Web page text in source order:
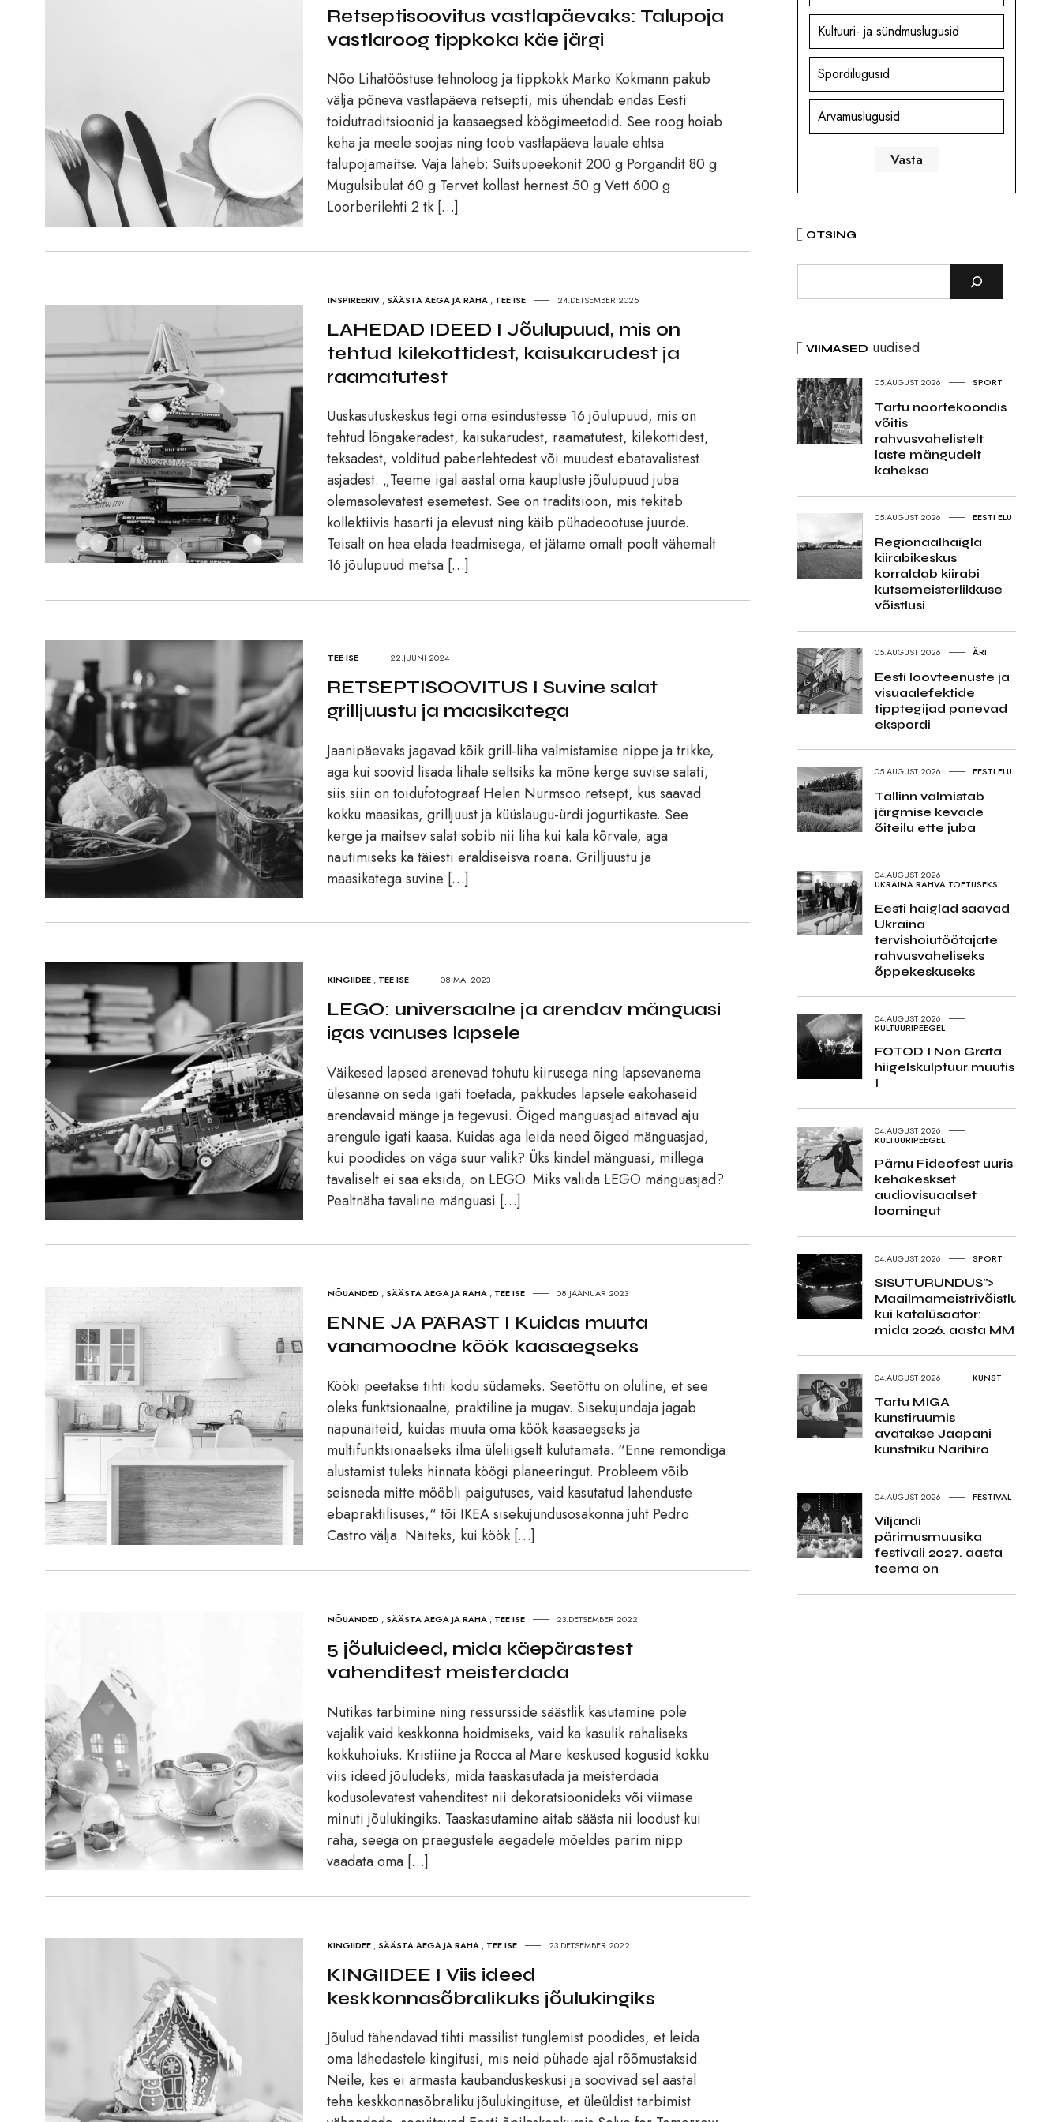
Retseptisoovitus vastlapäevaks: Talupoja
vastlaroog tippkoka käe järgi
Nõo Lihatööstuse tehnoloog ja tippkokk Marko Kokmann pakub
välja põneva vastlapäeva retsepti, mis ühendab endas Eesti
toidutraditsioonid ja kaasaegsed köögimeetodid. See roog hoiab
keha ja meele soojas ning toob vastlapäeva lauale ehtsa
talupojamaitse. Vaja läheb: Suitsupeekonit 200 g Porgandit 80 g
Mugulsibulat 60 g Tervet kollast hernest 50 g Vett 600 g
Loorberilehti 2 tk […]
INSPIREERIV , SÄÄSTA AEGA JA RAHA , TEE ISE 24.DETSEMBER 2025
LAHEDAD IDEED I Jõulupuud, mis on
tehtud kilekottidest, kaisukarudest ja
raamatutest
Uuskasutuskeskus tegi oma esindustesse 16 jõulupuud, mis on
tehtud lõngakeradest, kaisukarudest, raamatutest, kilekottidest,
teksadest, volditud paberlehtedest või muudest ebatavalistest
asjadest. „Teeme igal aastal oma kaupluste jõulupuud juba
olemasolevatest esemetest. See on traditsioon, mis tekitab
kollektiivis hasarti ja elevust ning käib pühadeootuse juurde.
Teisalt on hea elada teadmisega, et jätame omalt poolt vähemalt
16 jõulupuud metsa […]
TEE ISE 22.JUUNI 2024
RETSEPTISOOVITUS I Suvine salat
grilljuustu ja maasikatega
Jaanipäevaks jagavad kõik grill-liha valmistamise nippe ja trikke,
aga kui soovid lisada lihale seltsiks ka mõne kerge suvise salati,
siis siin on toidufotograaf Helen Nurmsoo retsept, kus saavad
kokku maasikas, grilljuust ja küüslaugu-ürdi jogurtikaste. See
kerge ja maitsev salat sobib nii liha kui kala kõrvale, aga
nautimiseks ka täiesti eraldiseisva roana. Grilljuustu ja
maasikatega suvine […]
KINGIIDEE , TEE ISE 08.MAI 2023
LEGO: universaalne ja arendav mänguasi
igas vanuses lapsele
Väikesed lapsed arenevad tohutu kiirusega ning lapsevanema
ülesanne on seda igati toetada, pakkudes lapsele eakohaseid
arendavaid mänge ja tegevusi. Õiged mänguasjad aitavad aju
arengule igati kaasa. Kuidas aga leida need õiged mänguasjad,
kui poodides on väga suur valik? Üks kindel mänguasi, millega
tavaliselt ei saa eksida, on LEGO. Miks valida LEGO mänguasjad?
Pealtnäha tavaline mänguasi […]
NÕUANDED , SÄÄSTA AEGA JA RAHA , TEE ISE 08.JAANUAR 2023
ENNE JA PÄRAST I Kuidas muuta
vanamoodne köök kaasaegseks
Kööki peetakse tihti kodu südameks. Seetõttu on oluline, et see
oleks funktsionaalne, praktiline ja mugav. Sisekujundaja jagab
näpunäiteid, kuidas muuta oma köök kaasaegseks ja
multifunktsionaalseks ilma üleliigselt kulutamata. “Enne remondiga
alustamist tuleks hinnata köögi planeeringut. Probleem võib
seisneda mitte mööbli paigutuses, vaid kasutatud lahenduste
ebapraktilisuses,“ tõi IKEA sisekujundusosakonna juht Pedro
Castro välja. Näiteks, kui köök […]
NÕUANDED , SÄÄSTA AEGA JA RAHA , TEE ISE 23.DETSEMBER 2022
5 jõuluideed, mida käepärastest
vahenditest meisterdada
Nutikas tarbimine ning ressursside säästlik kasutamine pole
vajalik vaid keskkonna hoidmiseks, vaid ka kasulik rahaliseks
kokkuhoiuks. Kristiine ja Rocca al Mare keskused kogusid kokku
viis ideed jõuludeks, mida taaskasutada ja meisterdada
kodusolevatest vahenditest nii dekoratsioonideks või viimase
minuti jõulukingiks. Taaskasutamine aitab säästa nii loodust kui
raha, seega on praegustele aegadele mõeldes parim nipp
vaadata oma […]
KINGIIDEE , SÄÄSTA AEGA JA RAHA , TEE ISE 23.DETSEMBER 2022
KINGIIDEE I Viis ideed
keskkonnasõbralikuks jõulukingiks
Jõulud tähendavad tihti massilist tunglemist poodides, et leida
oma lähedastele kingitusi, mis neid pühade ajal rõõmustaksid.
Neile, kes ei armasta kaubanduskeskusi ja soovivad sel aastal
teha keskkonnasõbraliku jõulukingituse, et üleüldist tarbimist
Kultuuri- ja sündmuslugusid
Spordilugusid
Arvamuslugusid
OTSING
VIIMASED uudised
05.AUGUST 2026 SPORT
Tartu noortekoondis
võitis
rahvusvahelistelt
laste mängudelt
kaheksa
05.AUGUST 2026 EESTI ELU
Regionaalhaigla
kiirabikeskus
korraldab kiirabi
kutsemeisterlikkuse
võistlusi
05.AUGUST 2026 ÄRI
Eesti loovteenuste ja
visuaalefektide
tipptegijad panevad
ekspordi
05.AUGUST 2026 EESTI ELU
Tallinn valmistab
järgmise kevade
õiteilu ette juba
04.AUGUST 2026
UKRAINA RAHVA TOETUSEKS
Eesti haiglad saavad
Ukraina
tervishoiutöötajate
rahvusvaheliseks
õppekeskuseks
04.AUGUST 2026
KULTUURIPEEGEL
FOTOD I Non Grata
hiigelskulptuur muutis
I
04.AUGUST 2026
KULTUURIPEEGEL
Pärnu Fideofest uuris
kehakeskset
audiovisuaalset
loomingut
04.AUGUST 2026 SPORT
SISUTURUNDUS">
Maailmameistrivõistlused
kui katalüsaator:
mida 2026. aasta MM
04.AUGUST 2026 KUNST
Tartu MIGA
kunstiruumis
avatakse Jaapani
kunstniku Narihiro
04.AUGUST 2026 FESTIVAL
Viljandi
pärimusmuusika
festivali 2027. aasta
teema on